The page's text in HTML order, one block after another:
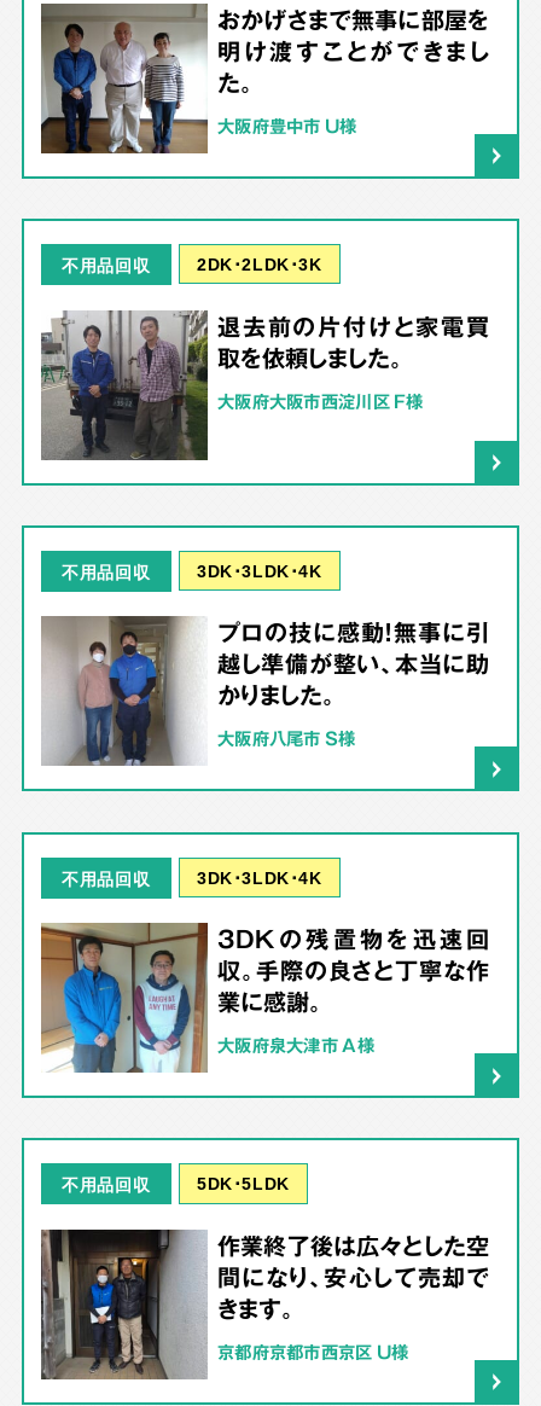
おかげさまで無事に部屋を
明け渡すことができまし
た。
大阪府豊中市 U様
不用品回収 2DK･2LDK･3K
退去前の片付けと家電買
取を依頼しました。
大阪府大阪市西淀川区 F様
不用品回収 3DK･3LDK･4K
プロの技に感動！無事に引
越し準備が整い、本当に助
かりました。
大阪府八尾市 S様
不用品回収 3DK･3LDK･4K
3DKの残置物を迅速回
収。手際の良さと丁寧な作
業に感謝。
大阪府泉大津市 A様
不用品回収 5DK･5LDK
作業終了後は広々とした空
間になり、安心して売却で
きます。
京都府京都市西京区 U様